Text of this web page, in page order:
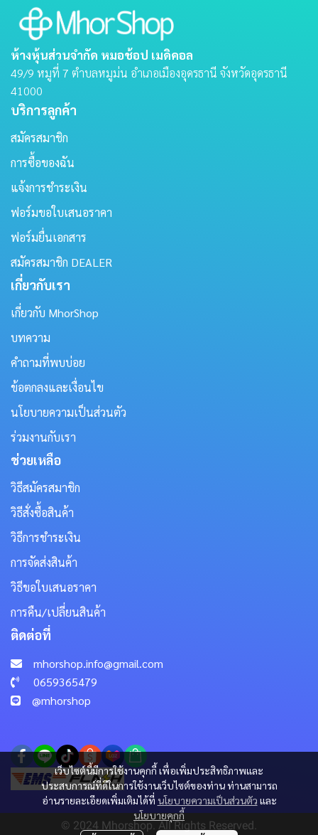
เว็บไซต์นี้มีการใช้งานคุกกี้ เพื่อเพิ่มประสิทธิภาพและ
ประสบการณ์ที่ดีในการใช้งานเว็บไซต์ของท่าน ท่านสามารถ
อ่านรายละเอียดเพิ่มเติมได้ที่ นโยบายความเป็นส่วนตัว และ
นโยบายคุกกี้
ห้างหุ้นส่วนจำกัด หมอช้อป เมดิคอล
49/9 หมูที่ 7 ตําบลหมูม่น อําเภอเมืองอุดรธานี จังหวัดอุดรธานี
41000
บริการลูกค้า
สมัครสมาชิก
การซื้อของฉัน
แจ้งการชำระเงิน
ฟอร์มขอใบเสนอราคา
ฟอร์มยื่นเอกสาร
สมัครสมาชิก DEALER
เกี่ยวกับเรา
เกี่ยวกับ MhorShop
บทความ
คำถามที่พบบ่อย
ข้อตกลงและเงื่อนไข
นโยบายความเป็นส่วนตัว
ร่วมงานกับเรา
ช่วยเหลือ
วิธีสมัครสมาชิก
วิธีสั่งซื้อสินค้า
วิธีการชำระเงิน
การจัดส่งสินค้า
วิธีขอใบเสนอราคา
การคืน/เปลี่ยนสินค้า
ติดต่อที่
mhorshop.info@gmail.com
0659365479
@mhorshop
© 2024 Mhorshop. All Rights Reserved.